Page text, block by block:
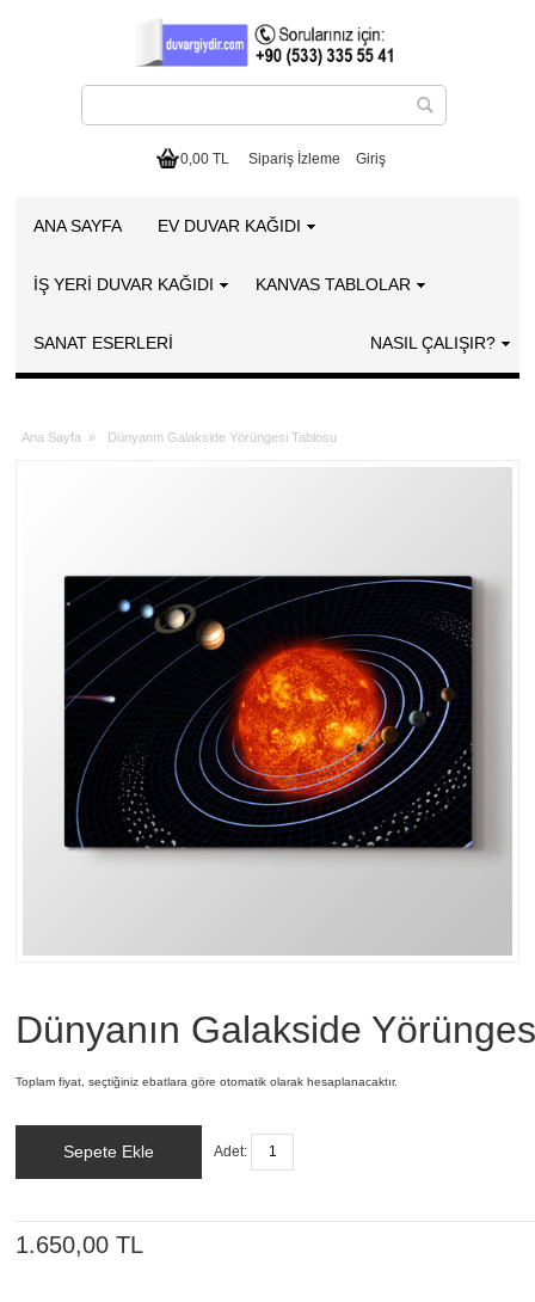
0,00 TL Sipariş İzleme Giriş
ANA SAYFA EV DUVAR KAĞIDI
İŞ YERİ DUVAR KAĞIDI KANVAS TABLOLAR
SANAT ESERLERI NASIL ÇALIŞIR?
Ana Sayfa » Dünyanın Galakside Yörüngesi Tablosu
Dünyanın Galakside
Toplam fiyat, seçtiğiniz ebatlara göre otomatik olarak hesaplanacaktır.
Sepete Ekle Adet:
1.650,00 TL